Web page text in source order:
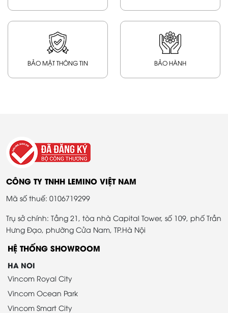
BẢO MẬT THÔNG TIN BẢO HÀNH
CÔNG TY TNHH LEMINO VIỆT NAM
Mã số thuế: 0106719299
Trụ sở chính: Tầng 21, tòa nhà Capital Tower, số 109, phố Trần
Hưng Đạo, phường Cửa Nam, TP.Hà Nội
HỆ THỐNG SHOWROOM
HA NOI
Vincom Royal City
Vincom Ocean Park
Vincom Smart City